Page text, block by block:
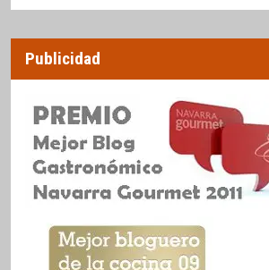
Publicidad